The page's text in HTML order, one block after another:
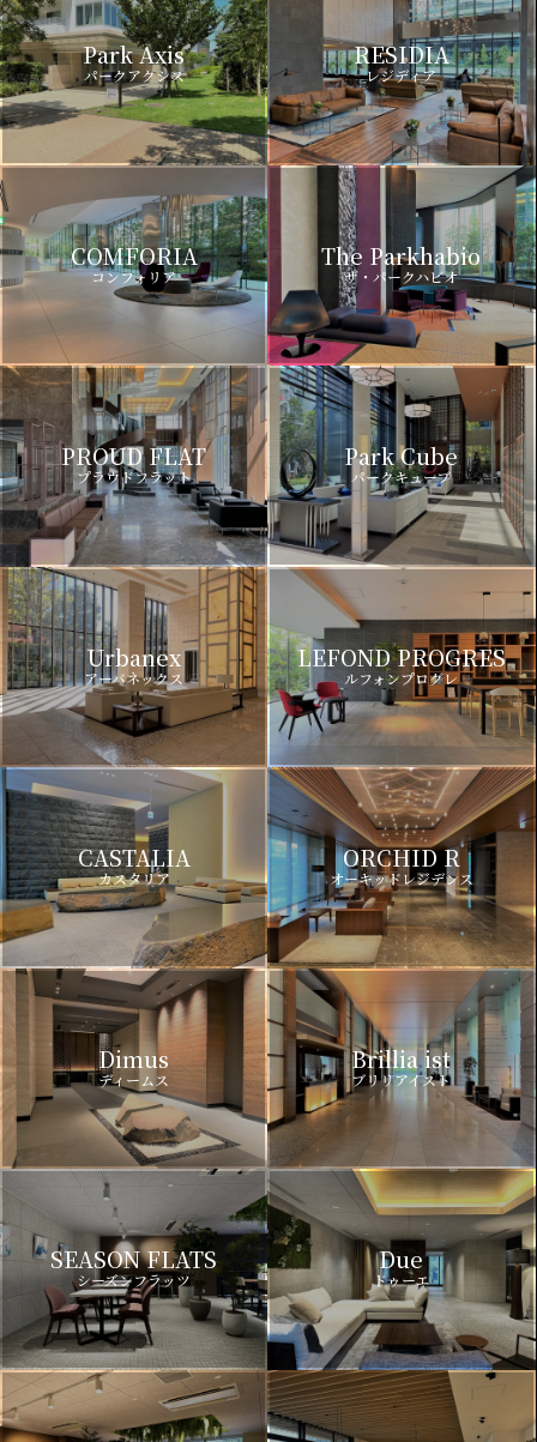
Park Axis
パークアクシス
RESIDIA
レジディア
COMFORIA
コンフォリア
The Parkhabio
ザ・パークハビオ
PROUD FLAT
プラウドフラット
Park Cube
パークキューブ
Urbanex
アーバネックス
LEFOND PROGRES
ルフォンプログレ
CASTALIA
カスタリア
ORCHID R
オーキッドレジデンス
Dimus
ディームス
Brillia ist
ブリリアイスト
SEASON FLATS
シーズンフラッツ
Due
ドゥーエ